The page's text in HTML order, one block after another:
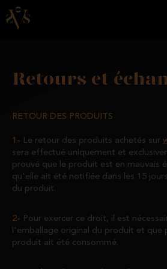
Retours et
RETOUR DES PRODUITS
Le retour des produits achetés sur
sera effectué uniquement et
prouvé que le produit est en mauvais
qu'elle ait été notifiée dans les 15
du produit.
Pour exercer ce droit, il est
l'emballage original du produit et que
produit ait été consommé.